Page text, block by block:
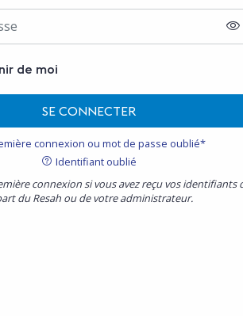
de moi
SE CONNECTER
connexion ou mot de passe oublié*
Identifiant oublié
connexion si vous avez reçu vos identifiants
du Resah ou de votre administrateur.